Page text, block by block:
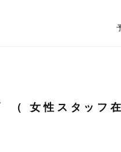
女性スタッフ